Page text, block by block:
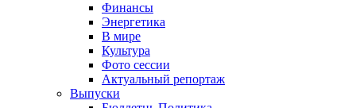
Финансы
Энергетика
В мире
Культура
Фото сессии
Актуальный репортаж
Выпуски